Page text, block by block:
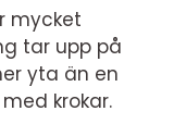
mycket
tar upp på
yta än en
krokar.